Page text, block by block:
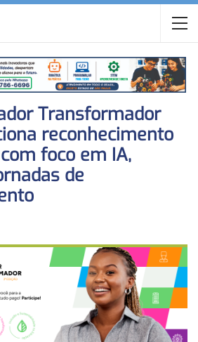
Transformador
reconhecimento
foco em IA,
de